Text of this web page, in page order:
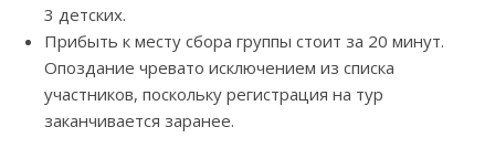
3 детских.
Прибыть к месту сбора группы стоит за 20 минут.
Опоздание чревато исключением из списка
участников, поскольку регистрация на тур
заканчивается заранее.